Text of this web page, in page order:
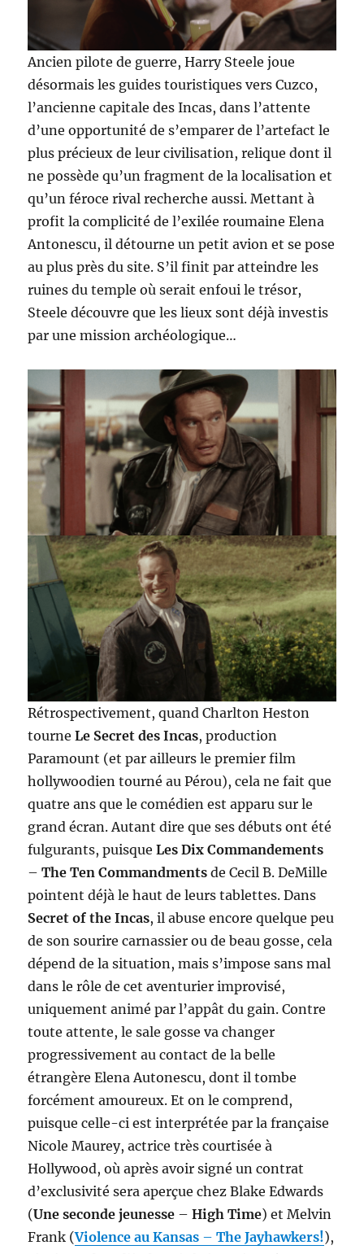
Ancien pilote de guerre, Harry Steele joue
désormais les guides touristiques vers Cuzco,
l’ancienne capitale des Incas, dans l’attente
d’une opportunité de s’emparer de l’artefact le
plus précieux de leur civilisation, relique dont il
ne possède qu’un fragment de la localisation et
qu’un féroce rival recherche aussi. Mettant à
profit la complicité de l’exilée roumaine Elena
Antonescu, il détourne un petit avion et se pose
au plus près du site. S’il finit par atteindre les
ruines du temple où serait enfoui le trésor,
Steele découvre que les lieux sont déjà investis
par une mission archéologique…
Rétrospectivement, quand Charlton Heston
tourneLe Secret des Incas, production
Paramount (et par ailleurs le premier film
hollywoodien tourné au Pérou), cela ne fait que
quatre ans que le comédien est apparu sur le
grand écran. Autant dire que ses débuts ont été
fulgurants, puisqueLes Dix Commandements
– The Ten Commandments de Cecil B. DeMille
pointent déjà le haut de leurs tablettes. Dans
Secret of the Incas, il abuse encore quelque peu
de son sourire carnassier ou de beau gosse, cela
dépend de la situation, mais s’impose sans mal
dans le rôle de cet aventurier improvisé,
uniquement animé par l’appât du gain. Contre
toute attente, le sale gosse va changer
progressivement au contact de la belle
étrangère Elena Autonescu, dont il tombe
forcément amoureux. Et on le comprend,
puisque celle-ci est interprétée par la française
Nicole Maurey, actrice très courtisée à
Hollywood, où après avoir signé un contrat
d’exclusivité sera aperçue chez Blake Edwards
(Une seconde jeunesse – High Time) et Melvin
Frank (Violence au Kansas –The Jayhawkers!),